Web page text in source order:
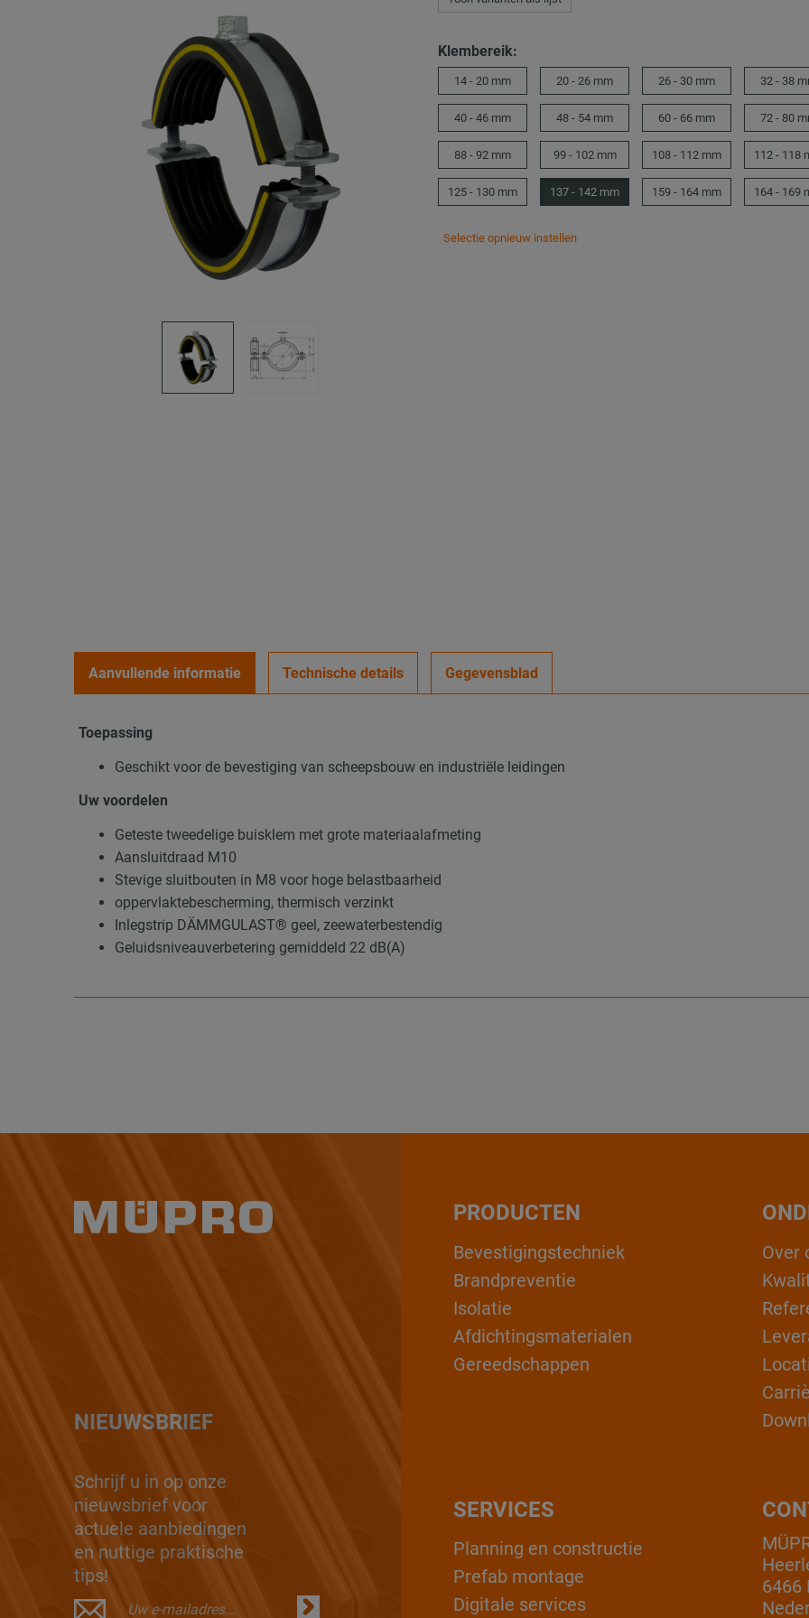
Klembereik:
14 - 20 mm 20 - 26 mm 26 - 30 mm 32 - 38
40 - 46 mm 48 - 54 mm 60 - 66 mm 72 - 80
88 - 92 mm 99 - 102 mm 108 - 112 mm 112 - 118
125 - 130 mm 137 - 142 mm 159 - 164 mm 164 - 169
Selectie opnieuw instellen
Aanvullende informatie Technische details Gegevensblad
Toepassing
Geschikt voor de bevestiging van scheepsbouw en industriële leidingen
Uw voordelen
Geteste tweedelige buisklem met grote materiaalafmeting
Aansluitdraad M10
Stevige sluitbouten in M8 voor hoge belastbaarheid
oppervlaktebescherming, thermisch verzinkt
Inlegstrip DÄMMGULAST® geel, zeewaterbestendig
Geluidsniveauverbetering gemiddeld 22 dB(A)
NIEUWSBRIEF
Schrijf u in op onze
nieuwsbrief voor
actuele aanbiedingen
en nuttige praktische
tips!
PRODUCTEN
Bevestigingstechniek
Brandpreventie
Isolatie
Afdichtingsmaterialen
Gereedschappen
Over
6466
SERVICES
Planning en constructie
Prefab montage
Digitale services